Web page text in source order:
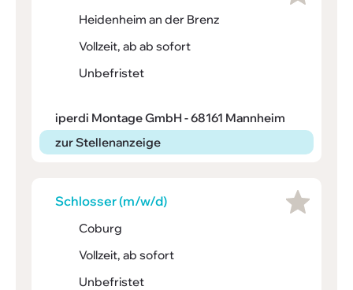
Heidenheim an der Brenz
Vollzeit, ab ab sofort
Unbefristet
iperdi Montage GmbH - 68161 Mannheim
zur Stellenanzeige
Schlosser (m/w/d)
Coburg
Vollzeit, ab sofort
Unbefristet